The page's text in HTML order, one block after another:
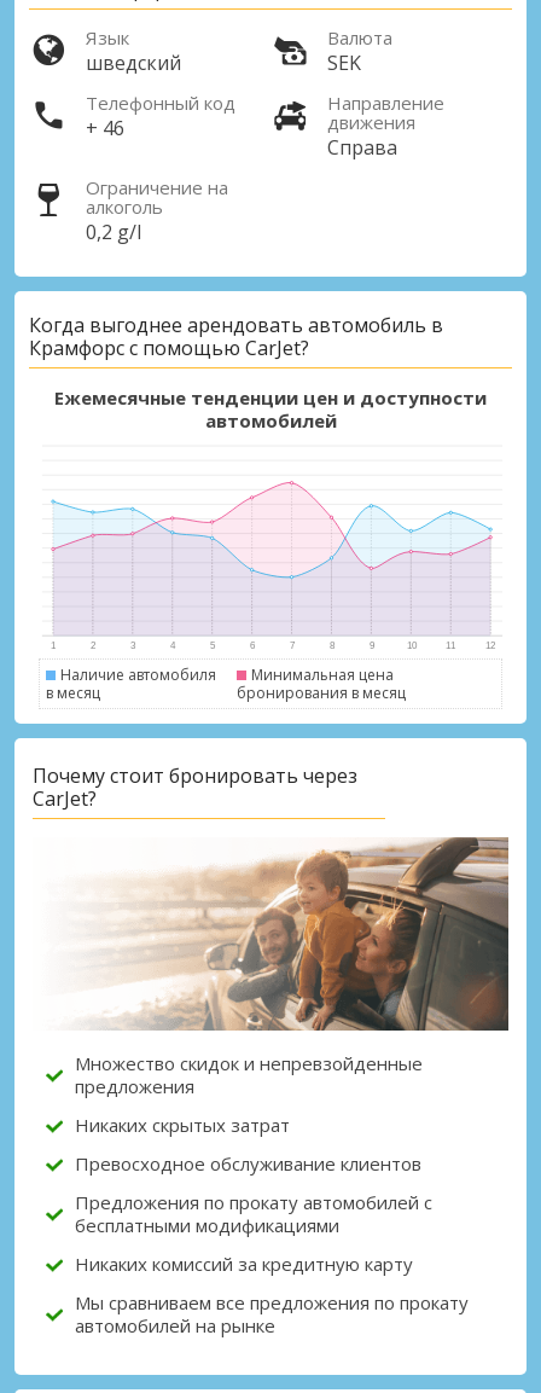
Лучшие сбережения
Получите доступ к эксклюзивным
предложениям партнёров
Войти с помощью eLink
Язык
шведский
Валюта
SEK
Телефонный код
+ 46
Направление
движения
Справа
Ограничение на
алкоголь
0,2 g/l
Когда выгоднее арендовать автомобиль в
Крамфорс с помощью CarJet?
Ежемесячные тенденции цен и доступности
автомобилей
Наличие автомобиля
в месяц
Минимальная цена
бронирования в месяц
Почему стоит бронировать через
CarJet?
Множество скидок и непревзойденные
предложения
Никаких скрытых затрат
Превосходное обслуживание клиентов
Предложения по прокату автомобилей с
бесплатными модификациями
Никаких комиссий за кредитную карту
Мы сравниваем все предложения по прокату
автомобилей на рынке